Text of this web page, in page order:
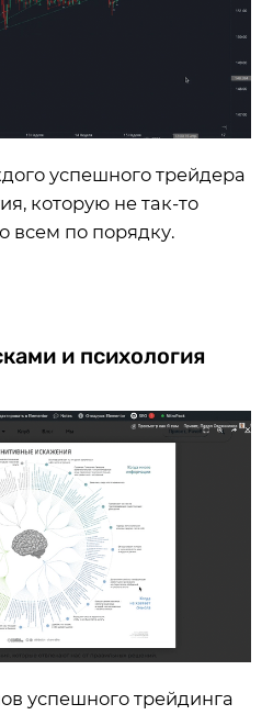
успешного трейдера
которую не так-то
всем по порядку.
и психология
успешного трейдинга